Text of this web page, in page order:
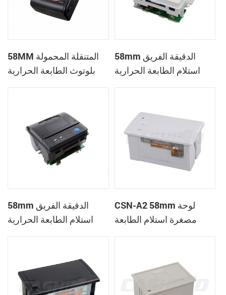
58MM المتنقلة المحمولة
بلوتوث الطابعة الحرارية
58mm الدقيقة الفريق
استلام الطابعة الحرارية
58mm الدقيقة الفريق
استلام الطابعة الحرارية
CSN-A2 58mm لوحة
مصغرة استلام الطابعة